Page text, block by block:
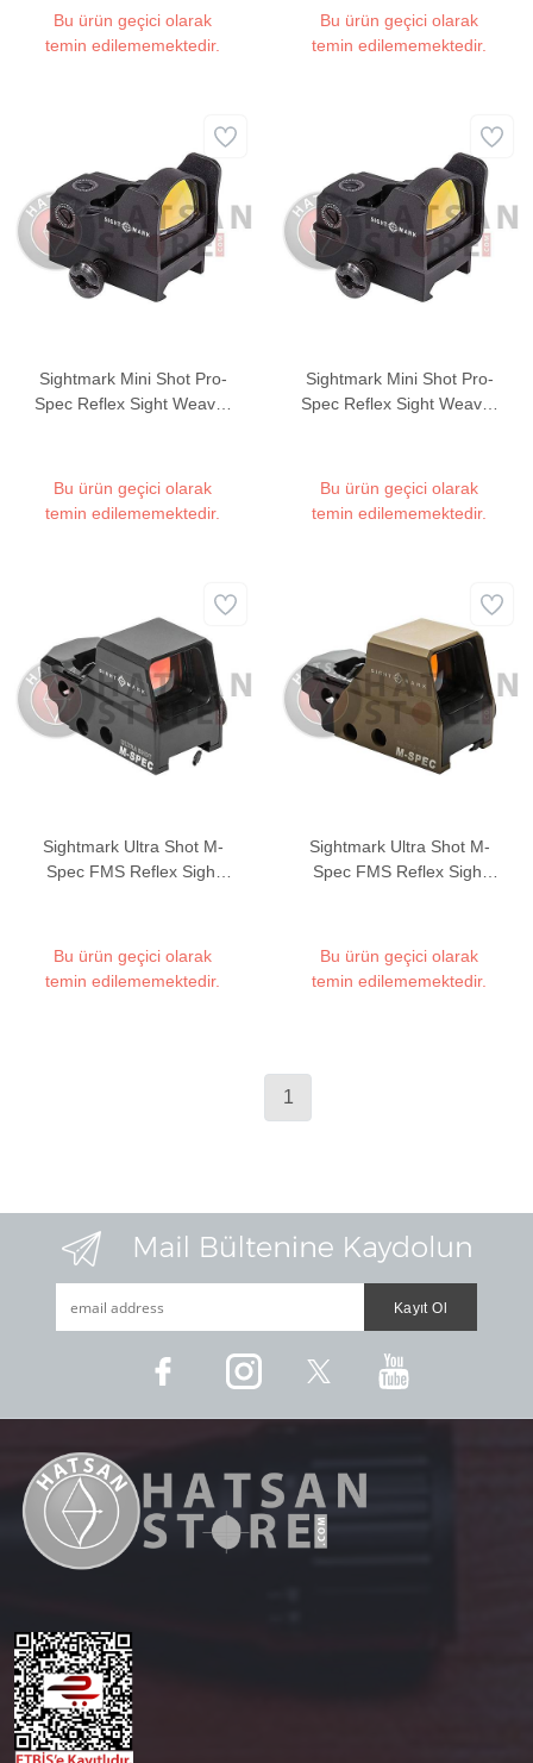
Bu ürün geçici olarak
temin edilememektedir.
Bu ürün geçici olarak
temin edilememektedir.
Sightmark Mini Shot Pro-
Spec Reflex Sight Weaver
Bu ürün geçici olarak
temin edilememektedir.
Sightmark Mini Shot Pro-
Spec Reflex Sight Weaver
Bu ürün geçici olarak
temin edilememektedir.
Sightmark Ultra Shot M-
Spec FMS Reflex Sight
Bu ürün geçici olarak
temin edilememektedir.
Sightmark Ultra Shot M-
Spec FMS Reflex Sight
Bu ürün geçici olarak
temin edilememektedir.
1